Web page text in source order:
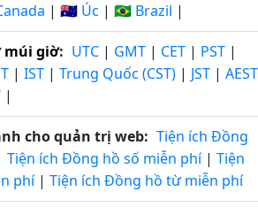
| 🇦🇺 Úc | 🇧🇷 Brazil |
múi giờ: UTC | GMT | CET | PST |
| IST | Trung Quốc (CST) | JST | AEST
|
cho quản trị web: Tiện ích Đồng
Tiện ích Đồng hồ số miễn phí| Tiện
phí| Tiện ích Đồng hồ từ miễn phí